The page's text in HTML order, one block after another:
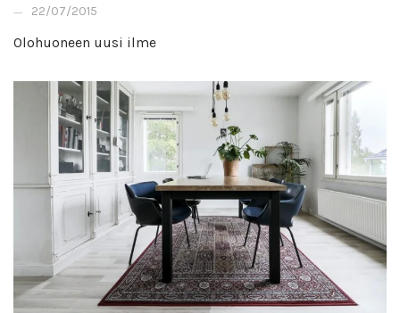
22/07/2015
Olohuoneen uusi ilme